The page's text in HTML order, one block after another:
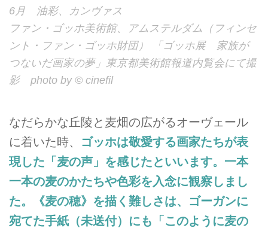
6月 油彩、カンヴァス
ファン・ゴッホ美術館、アムステルダム（フィンセ
ント・ファン・ゴッホ財団） 「ゴッホ展 家族が
つないだ画家の夢」東京都美術館報道内覧会にて撮
影 photo by © cinefil
なだらかな丘陵と麦畑の広がるオーヴェール
に着いた時、 ゴッホは敬愛する画家たちが表
現した「麦の声」を感じたといいます。一本
一本の麦のかたちや色彩を入念に観察しまし
た。《麦の穂》を描く難しさは、ゴーガンに
宛てた手紙（未送付）にも「このように麦の